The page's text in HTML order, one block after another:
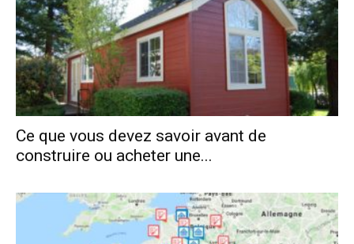
Ce que vous devez savoir avant de
construire ou acheter une...